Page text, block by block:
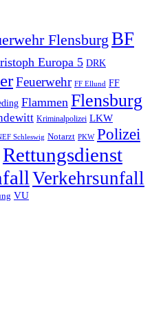
Flensburg BF
Europa 5 DRK
Feuerwehr FF Ellund FF
Flammen Flensburg
Kriminalpolizei LKW
Schleswig Notarzt PKW Polizei
Rettungsdienst
Verkehrsunfall
VU